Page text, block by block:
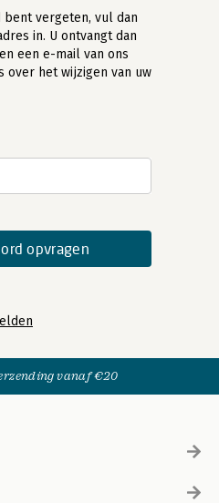
bent vergeten, vul dan
in. U ontvangt dan
een e-mail van ons
over het wijzigen van uw
vanaf €20